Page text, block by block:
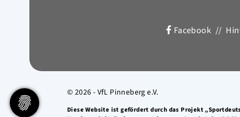
Facebook//
© 2026 - VfL Pinneberg e.V.
Diese Website ist gefördert durch das Projekt